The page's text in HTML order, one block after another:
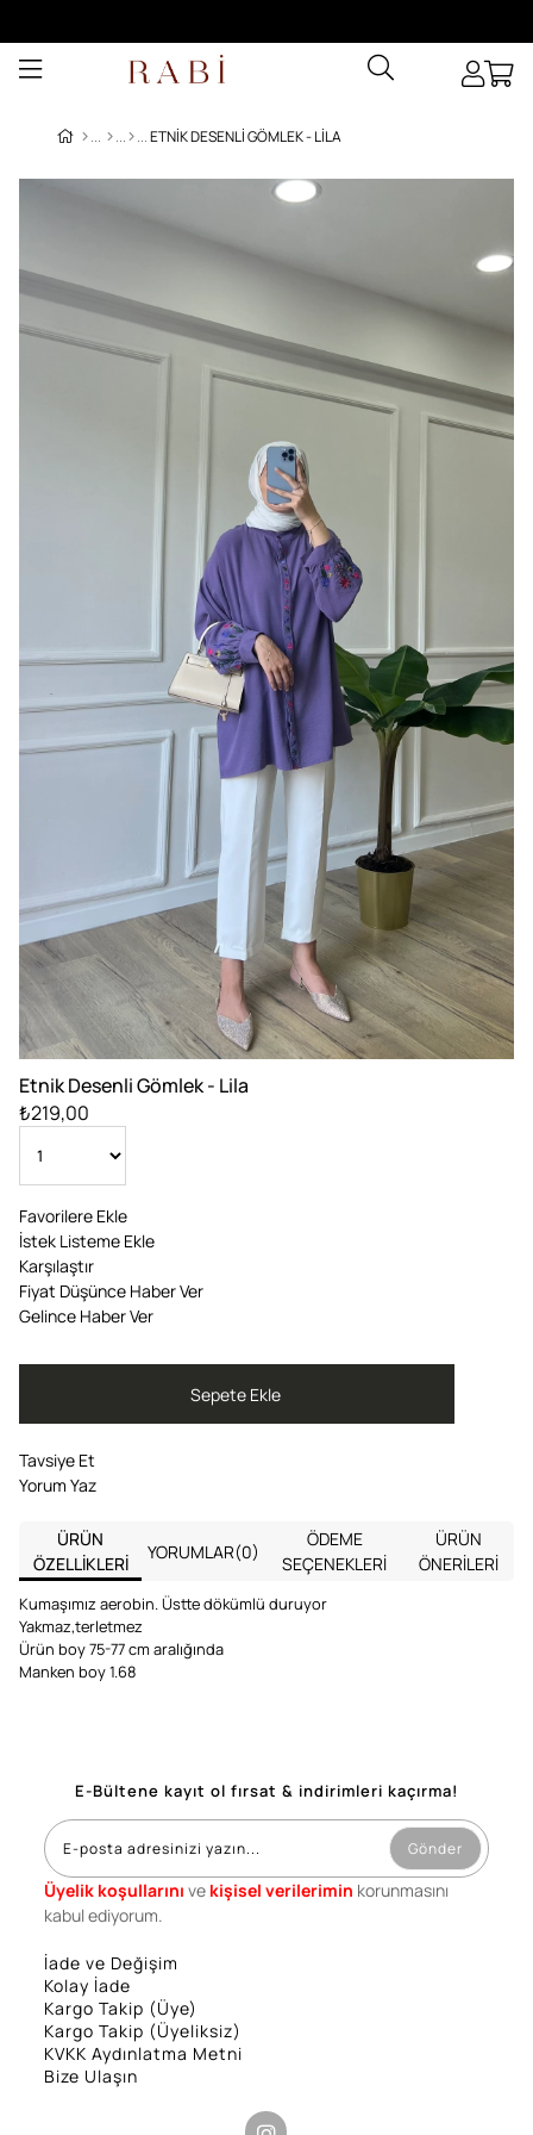
ETNIK DESENLI GÖMLEK - LILA
Etnik Desenli Gömlek - Lila
₺219,00
Favorilere Ekle
İstek Listeme Ekle
Karşılaştır
Fiyat Düşünce Haber Ver
Gelince Haber Ver
Tavsiye Et
Yorum Yaz
ÜRÜN
ÖZELLIKLERI
YORUMLAR(0)
ÖDEME
SEÇENEKLERI
ÜRÜN
ÖNERILERI
Kumaşımız aerobin. Üstte dökümlü duruyor
Yakmaz,terletmez
Ürün boy 75-77 cm aralığında
Manken boy 1.68
E-Bültene kayıt ol fırsat & indirimleri kaçırma!
Gönder
Üyelik koşullarını ve kişisel verilerimin korunmasını
kabul ediyorum.
İade ve Değişim
Kolay İade
Kargo Takip (Üye)
Kargo Takip (Üyeliksiz)
KVKK Aydınlatma Metni
Bize Ulaşın